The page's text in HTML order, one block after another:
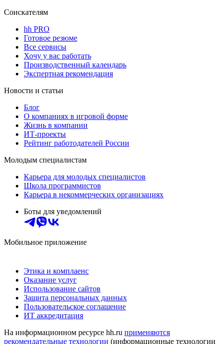
Соискателям
hh PRO
Готовое резюме
Все сервисы
Хочу у вас работать
Производственный календарь
Экспертная рекомендация
Новости и статьи
Блог
О компаниях в игровой форме
Жизнь в компании
ИТ-проекты
Рейтинг работодателей России
Молодым специалистам
Карьера для молодых специалистов
Школа программистов
Карьера в некоммерческих организациях
Боты для уведомлений
Мобильное приложение
Этика и комплаенс
Оказание услуг
Использование сайтов
Защита персональных данных
Пользовательское соглашение
ИТ аккредитация
На информационном ресурсе hh.ru применяются
рекомендательные технологии (информационные технологии